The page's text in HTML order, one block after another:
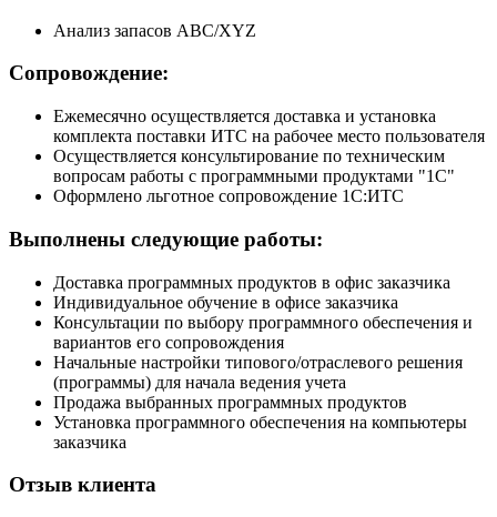
Анализ запасов ABC/XYZ
Сопровождение:
Ежемесячно осуществляется доставка и установка
комплекта поставки ИТС на рабочее место пользователя
Осуществляется консультирование по техническим
вопросам работы с программными продуктами "1С"
Оформлено льготное сопровождение 1С:ИТС
Выполнены следующие работы:
Доставка программных продуктов в офис заказчика
Индивидуальное обучение в офисе заказчика
Консультации по выбору программного обеспечения и
вариантов его сопровождения
Начальные настройки типового/отраслевого решения
(программы) для начала ведения учета
Продажа выбранных программных продуктов
Установка программного обеспечения на компьютеры
заказчика
Отзыв клиента